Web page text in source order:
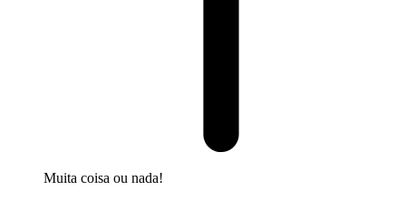
Muita coisa ou nada!